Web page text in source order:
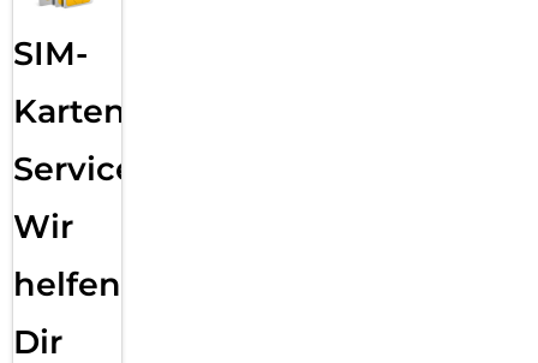
SIM-
Karten
Service:
Wir
helfen
Dir